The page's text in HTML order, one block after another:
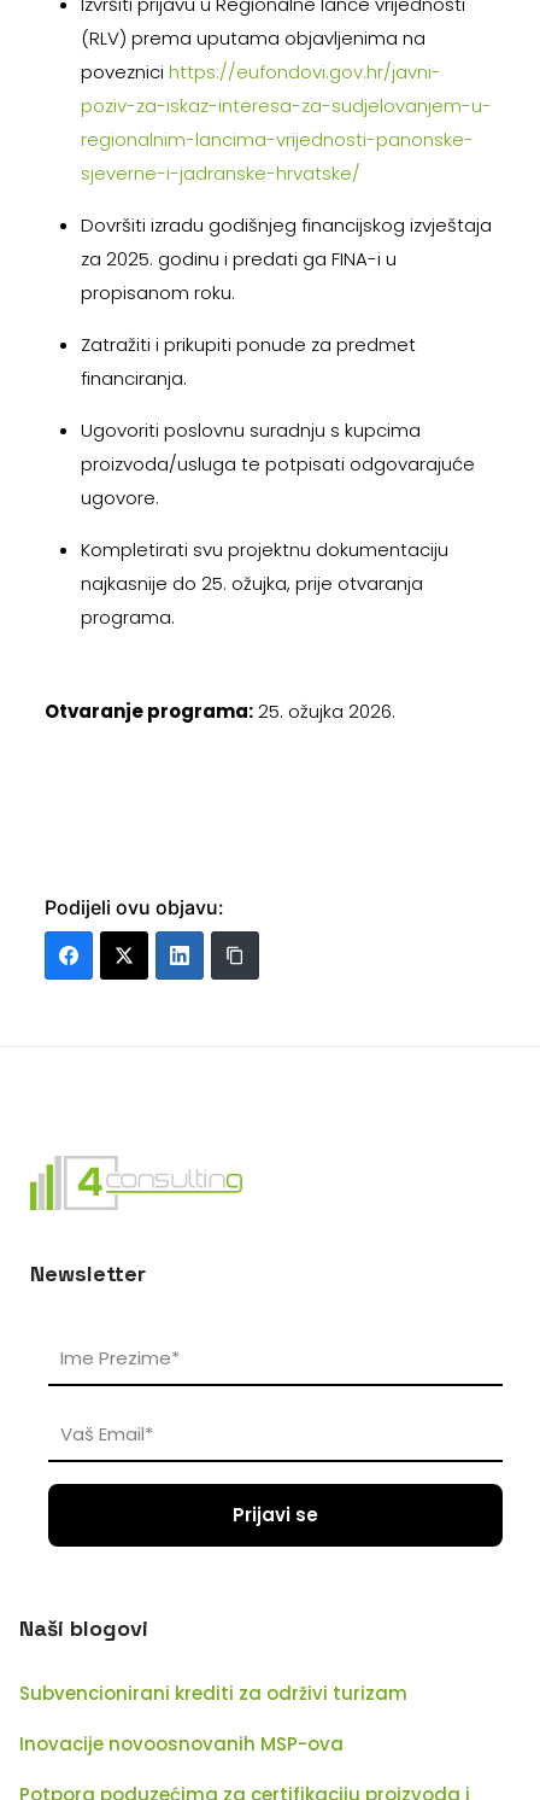
(RLV) prema uputama objavljenima na
poveznici https://eufondovi.gov.hr/javni-
poziv-za-iskaz-interesa-za-sudjelovanjem-u-
regionalnim-lancima-vrijednosti-panonske-
sjeverne-i-jadranske-hrvatske/
Dovršiti izradu godišnjeg financijskog izvještaja
za 2025. godinu i predati ga FINA-i u
propisanom roku.
Zatražiti i prikupiti ponude za predmet
financiranja.
Ugovoriti poslovnu suradnju s kupcima
proizvoda/usluga te potpisati odgovarajuće
ugovore.
Kompletirati svu projektnu dokumentaciju
najkasnije do 25. ožujka, prije otvaranja
programa.
Otvaranje programa:25. ožujka 2026.
Podijeli ovu objavu:
Newsletter
Naši blogovi
Subvencionirani krediti za održivi turizam
Inovacije novoosnovanih MSP-ova
Potpora poduzećima za certifikaciju proizvoda i